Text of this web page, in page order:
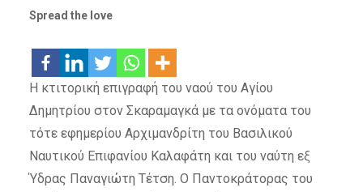
Spread the love
Η κτιτορική επιγραφή του ναού του Αγίου
Δημητρίου στον Σκαραμαγκά με τα ονόματα του
τότε εφημερίου Αρχιμανδρίτη του Βασιλικού
Ναυτικού Επιφανίου Καλαφάτη και του ναύτη εξ
Ύδρας Παναγιώτη Τέτση. Ο Παντοκράτορας του